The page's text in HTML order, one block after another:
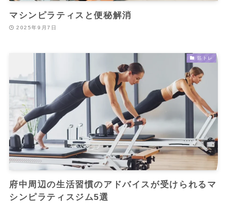
マシンピラティスと便秘解消
2025年9月7日
筋トレ
府中周辺の生活習慣のアドバイスが受けられるマ
シンピラティスジム5選